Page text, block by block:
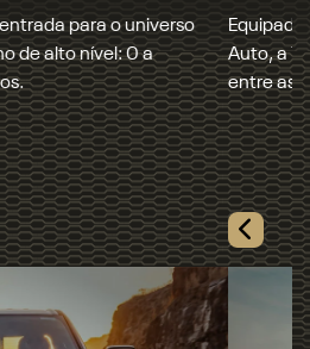
Hurricane 6 Biturbo e tração 4x4
potência e o maior torque
gasolina.